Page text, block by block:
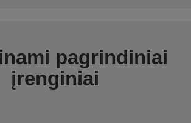
pagrindiniai
įrenginiai